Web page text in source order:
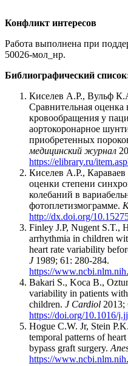
Конфликт интересов
Работа выполнена при
50026-мол_нр.
Библиографический
Киселев А.Р., Вульф
Сравнительная оценка
кровообращения у
аортокоронарное
приобретенных
медицинский журнал
https://elibrary.ru/
Киселев А.Р.,
оценки степени
колебаний в
фотоплетизмограмме.
http://dx.doi.org/
Finley J.P, Nugent S.T.,
arrhythmia in children
heart rate variability
J1989; 61: 280-284.
https://
Bakari S., Koca B.,
variability in patients
children. J Cardiol 2013;
https://doi.org/10.1016/
Hogue C.W. Jr, Stein
temporal patterns of
bypass graft surgery.
https://